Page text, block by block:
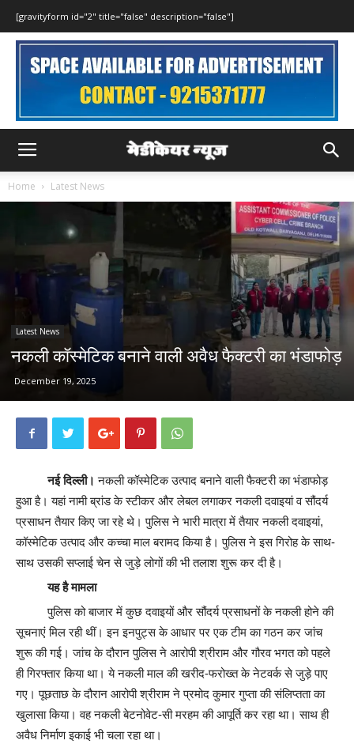
[gravityform id="2" title="false" description="false"]
Home Latest News
Latest News
नकली कॉस्मेटिक बनाने वाली अवैध फैक्टरी का भंडाफोड़
December 19, 2025
नई दिल्ली। नकली कॉस्मेटिक उत्पाद बनाने वाली फैक्टरी का भंडाफोड़
हुआ है। यहां नामी ब्रांड के स्टीकर और लेबल लगाकर नकली दवाइयां व सौंदर्य
प्रसाधन तैयार किए जा रहे थे। पुलिस ने भारी मात्रा में तैयार नकली दवाइयां,
कॉस्मेटिक उत्पाद और कच्चा माल बरामद किया है। पुलिस ने इस गिरोह के साथ-
साथ उसकी सप्लाई चेन से जुड़े लोगों की भी तलाश शुरू कर दी है।
यह है मामला
पुलिस को बाजार में कुछ दवाइयों और सौंदर्य प्रसाधनों के नकली होने की
सूचनाएं मिल रही थीं। इन इनपुट्स के आधार पर एक टीम का गठन कर जांच
शुरू की गई। जांच के दौरान पुलिस ने आरोपी श्रीराम और गौरव भगत को पहले
ही गिरफ्तार किया था। ये नकली माल की खरीद-फरोख्त के नेटवर्क से जुड़े पाए
गए। पूछताछ के दौरान आरोपी श्रीराम ने प्रमोद कुमार गुप्ता की संलिप्तता का
खुलासा किया। वह नकली बेटनोवेट-सी मरहम की आपूर्ति कर रहा था। साथ ही
अवैध निर्माण इकाई भी चला रहा था।